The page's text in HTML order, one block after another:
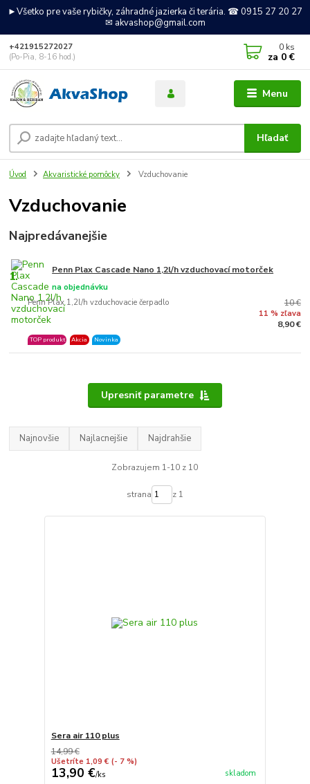
►Všetko pre vaše rybičky, záhradné jazierka či terária. ☎ 0915 27 20 27
✉ akvashop@gmail.com
Menu
Hľadať
+421915272027
(Po-Pia, 8-16 hod.)
0 ks
za 0 €
Úvod Akvaristické pomôcky Vzduchovanie
Vzduchovanie
Najpredávanejšie
1. Penn Plax Cascade Nano 1,2l/h vzduchovací motorček
Penn Plax 1,2l/h vzduchovacie čerpadlo
na objednávku
TOP produkt Akcia Novinka
10 €
11 % zľava
8,90 €
Upresniť parametre
Najnovšie Najlacnejšie Najdrahšie
Zobrazujem 1-10 z 10
strana z 1
Sera air 110 plus
14,99 €
Ušetríte 1,09 € (- 7 %)
13,90 €/ks skladom